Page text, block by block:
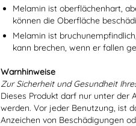
Melamin ist oberflächenhart,
können die Oberfläche
Melamin ist
kann brechen, wenn er fallen
Warnhinweise
Zur Sicherheit und Gesundheit
Dieses Produkt darf nur unter der
werden. Vor jeder Benutzung, ist
Anzeichen von Beschädigungen